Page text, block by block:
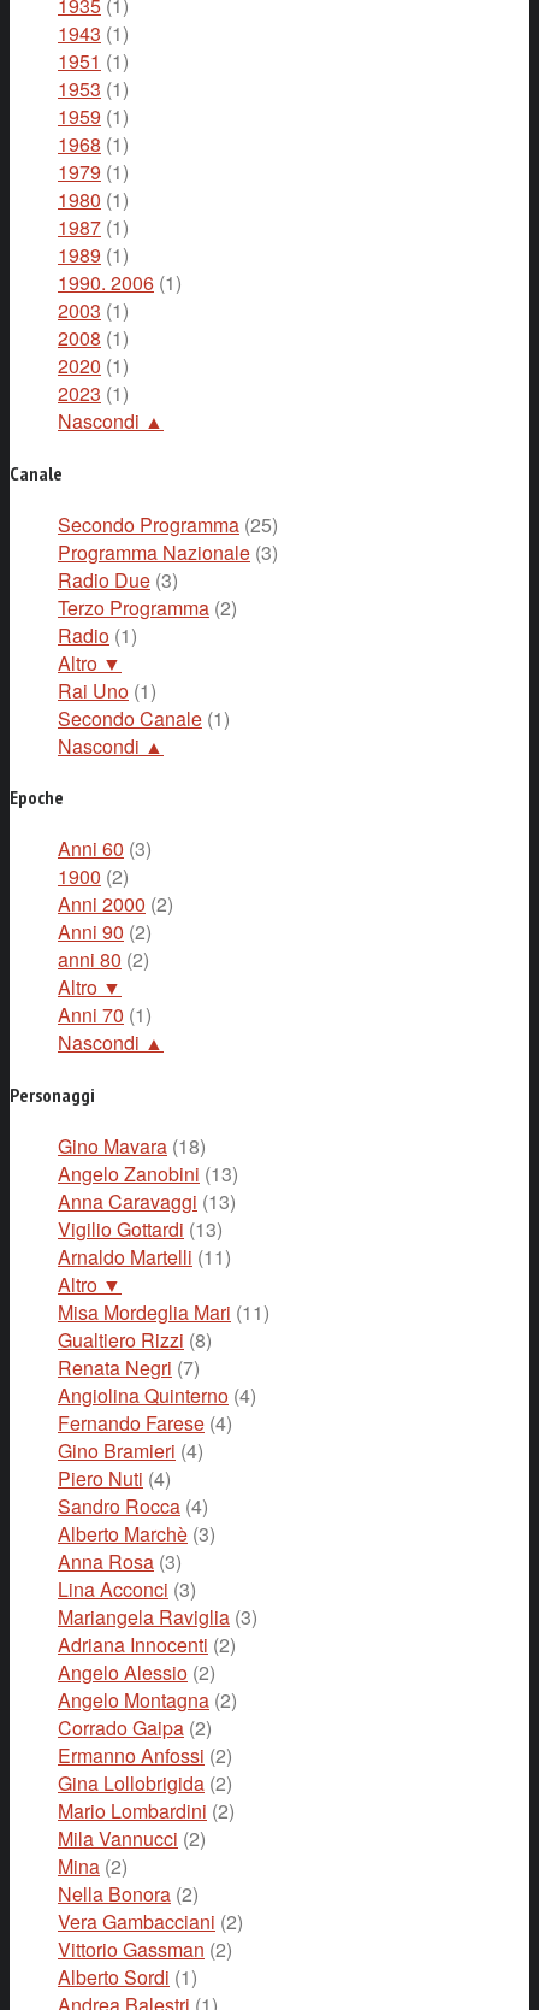
1935 (1)
1943 (1)
1951 (1)
1953 (1)
1959 (1)
1968 (1)
1979 (1)
1980 (1)
1987 (1)
1989 (1)
1990. 2006 (1)
2003 (1)
2008 (1)
2020 (1)
2023 (1)
Nascondi ▲
Canale
Secondo Programma (25)
Programma Nazionale (3)
Radio Due (3)
Terzo Programma (2)
Radio (1)
Altro ▼
Rai Uno (1)
Secondo Canale (1)
Nascondi ▲
Epoche
Anni 60 (3)
1900 (2)
Anni 2000 (2)
Anni 90 (2)
anni 80 (2)
Altro ▼
Anni 70 (1)
Nascondi ▲
Personaggi
Gino Mavara (18)
Angelo Zanobini (13)
Anna Caravaggi (13)
Vigilio Gottardi (13)
Arnaldo Martelli (11)
Altro ▼
Misa Mordeglia Mari (11)
Gualtiero Rizzi (8)
Renata Negri (7)
Angiolina Quinterno (4)
Fernando Farese (4)
Gino Bramieri (4)
Piero Nuti (4)
Sandro Rocca (4)
Alberto Marchè (3)
Anna Rosa (3)
Lina Acconci (3)
Mariangela Raviglia (3)
Adriana Innocenti (2)
Angelo Alessio (2)
Angelo Montagna (2)
Corrado Gaipa (2)
Ermanno Anfossi (2)
Gina Lollobrigida (2)
Mario Lombardini (2)
Mila Vannucci (2)
Mina (2)
Nella Bonora (2)
Vera Gambacciani (2)
Vittorio Gassman (2)
Alberto Sordi (1)
Andrea Balestri (1)